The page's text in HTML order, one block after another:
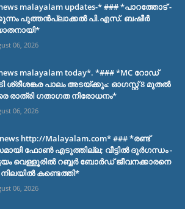
malayalam updates-* ### *പാറത്തോട് -
പുത്തൻപ്ലാക്കൽ പി.എസ്. ബഷീർ
06, 2026
malayalam today*. *### *MC റോഡ്
ശ്രീശങ്കര പാലം അടയ്ക്കും: ഓഗസ്റ്റ് 8 മുതൽ
രാത്രി ഗതാഗത നിരോധനം*
06, 2026
http://Malayalam.com* ### *രണ്ട്
ഫോൺ എടുത്തില്ല; വീട്ടിൽ ദുർഗന്ധം -
വെള്ളൂരിൽ റബ്ബർ ബോർഡ് ജീവനക്കാരനെ
നിലയിൽ കണ്ടെത്തി*
06, 2026